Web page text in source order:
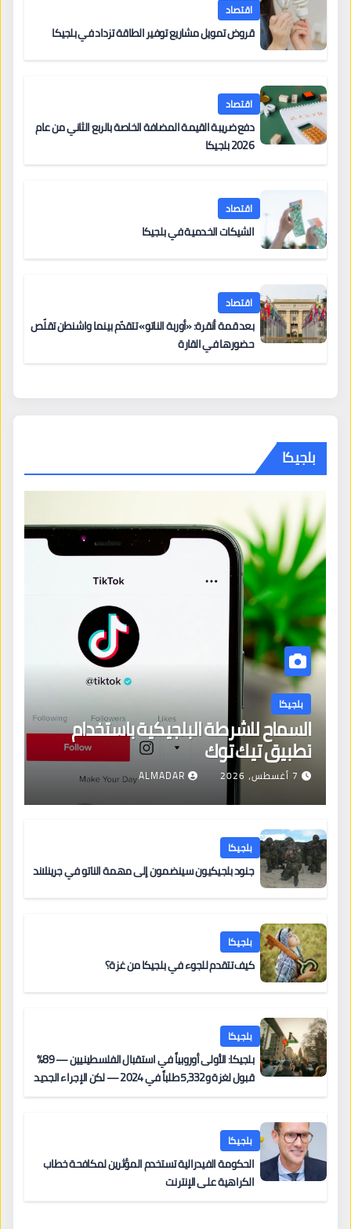
اقتصاد
قروض تمويل مشاريع توفير الطاقة تزداد في بلجيكا
اقتصاد
دفع ضريبة القيمة المضافة الخاصة بالربع الثاني من عام
2026 بلجيكا
اقتصاد
الشيكات الخدمية في بلجيكا
اقتصاد
بعد قمة أنقرة: «أوربة الناتو» تتقدّم بينما واشنطن تقلّص
حضورها في القارة
بلجيكا
بلجيكا
السماح للشرطة البلجيكية باستخدام
تطبيق تيك توك
7 أغسطس، 2026 ALMADAR
بلجيكا
جنود بلجيكيون سينضمون إلى مهمة الناتو في جرينلاند
بلجيكا
كيف تتقدم للجوء في بلجيكا من غزة؟
بلجيكا
بلجيكا: الأولى أوروبياً في استقبال الفلسطينيين — 89%
قبول لغزة و5,332 طلباً في 2024 — لكن الإجراء الجديد
بلجيكا
الحكومة الفيدرالية تستخدم المؤثرين لمكافحة خطاب
الكراهية على الإنترنت